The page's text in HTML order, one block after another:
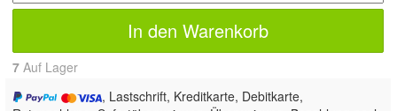
In den Warenkorb
7 Auf Lager
, Lastschrift, Kreditkarte, Debitkarte,